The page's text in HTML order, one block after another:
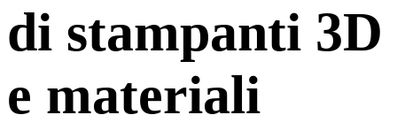
di stampanti 3D
e materiali